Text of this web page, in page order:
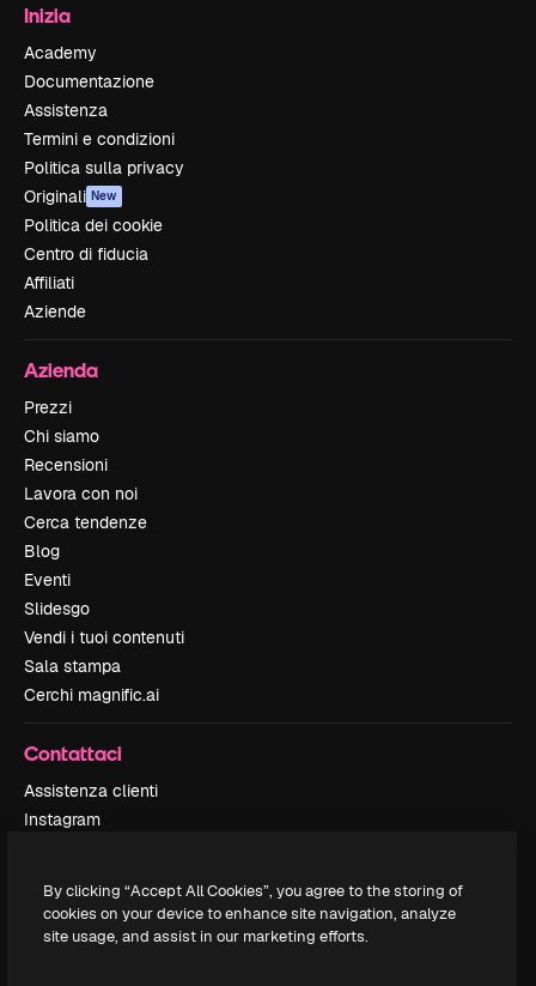
Inizia
Academy
Documentazione
Assistenza
Termini e condizioni
Politica sulla privacy
Originali New
Politica dei cookie
Centro di fiducia
Affiliati
Aziende
Azienda
Prezzi
Chi siamo
Recensioni
Lavora con noi
Cerca tendenze
Blog
Eventi
Slidesgo
Vendi i tuoi contenuti
Sala stampa
Cerchi magnific.ai
Contattaci
Assistenza clienti
Instagram
TikTok
Discord
By clicking “Accept All Cookies”, you agree to the storing of
cookies on your device to enhance site navigation, analyze
site usage, and assist in our marketing efforts.